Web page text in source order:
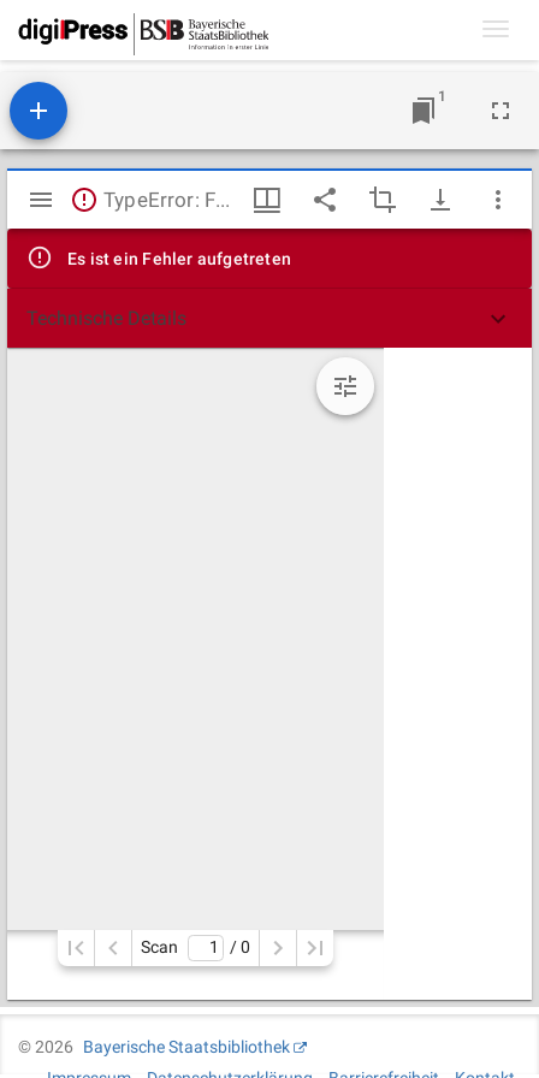
1
Mirador
Viewer
TypeError: Failed to fetch
Es ist ein Fehler aufgetreten
Technische Details
Scan / 0
©2026
Bayerische Staatsbibliothek